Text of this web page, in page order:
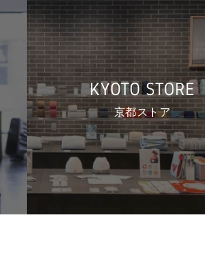
KYOTO STORE
京都ストア